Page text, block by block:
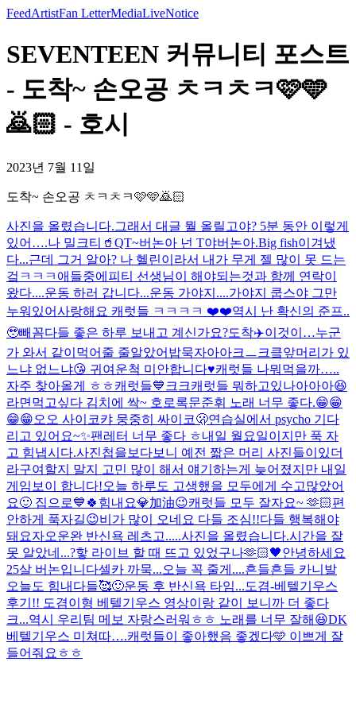
FeedArtistFan LetterMediaLiveNotice
SEVENTEEN 커뮤니티 포스트
- 도착~ 손오공 ㅊㅋㅊㅋ🩷🩵
🙇🏻 - 호시
2023년 7월 11일
도착~ 손오공 ㅊㅋㅊㅋ🩷🩵🙇🏻
사진을 올렸습니다.그래서 대글 뭘 올릴고야? 5분 동안 이렇게
있어….나 밀크티🥤 QT~버논아 넌 T야버논아.Big fish이겨냈
다...근데 그거 알아? 나 헬린이라서 내가 무게 젤 많이 못 드는
겈ㅋㅋㅋ애들중에 피티 선생님이 해야되는것과 함께 연락이
왔다....운동 하러 갑니다...운동 가야지....가야지 쿱스야 그만
누워있어사랑해요 캐럿들 ㅋㅋㅋㅋ ❤️❤️역시 난 확신의 준프..
🥹빼꼼다들 좋은 하루 보내고 계신가요?도착✈️이것이…누군
가 와서 같이먹어줄 줄알았어 밥묵자아아크ㅡ크킄앞머리가 있
느냐 없느냐😘 귀여운척 미안합니다♥️캐럿들 나뭐먹을까…..
자주 찾아올게 ㅎㅎ캐럿들💙크크캐럿들 뭐하고있나아아아😆
라면먹고싶다 김치에 싹~ 호로록문준휘 노래 너무 좋다.😁😁
😁😁오오 사이코캬 뭉중히 싸이코🫢연습실에서 psycho 기다
리고 있어요~✨팬레터 너무 좋다 ㅎ내일 월요일이지만 푹 자
고 힘냅시다.사진첩을보다보니 예전 짧은 머리 사진들이있더
라구여 할지 말지 고민 많이 해서 얘기하는게 늦어졌지만 내일
게임보이 합니다!오늘 하루도 고생했을 모두에게 수고많았어
요🙂 집으로💙 🍀힘내요💎加油😉캐럿들 모두 잘자요~ 🫶🏻편
안하게 푹자길😉비가 많이 오네요 다들 조심!!다들 행복해야
돼요자오운완 반신욕 레츠고.....사진을 올렸습니다.시간을 잘
못 알았네...?핳 라이브 할 때 뜨고 있었구나🫶🏻🖤안녕하세요
25살 버논입니다셀카 까묵...오늘 꼭 줄게....흔들흔들 카니발
오늘도 힘내다들🥰🙂운동 후 반신욕 타임...도겸-베텔기우스
후기!! 도겸이형 베텔기우스 영상이랑 같이 보니까 더 좋다
크...역시 우리팀 메보 자랑스러워ㅎㅎ 노래를 너무 잘해😆DK
베텔기우스 미쳐따….캐럿들이 좋아했음 좋겠다🩵 이쁘게 잘
들어줘요ㅎㅎ